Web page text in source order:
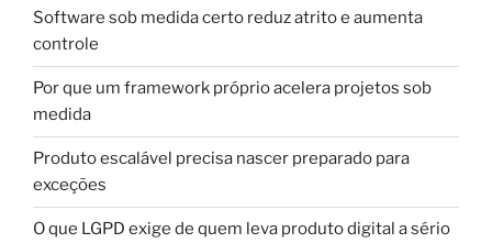
Software sob medida certo reduz atrito e aumenta
controle
Por que um framework próprio acelera projetos sob
medida
Produto escalável precisa nascer preparado para
exceções
O que LGPD exige de quem leva produto digital a sério